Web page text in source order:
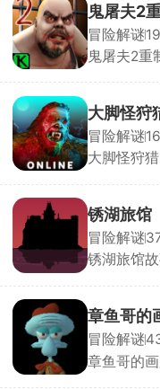
鬼屠夫2
冒险解谜
鬼屠夫2重
主角木守
务，必须
持警惕，
追捕与致
大脚怪狩
冒险解谜
大脚怪狩
情况，则
其余的都
激的生存
源，使用
候，趁机伤
锈湖旅馆
冒险解谜
锈湖旅馆
员都是拟
在这个旅
探索旅馆
一个细节
章鱼哥的
冒险解谜
章鱼哥的